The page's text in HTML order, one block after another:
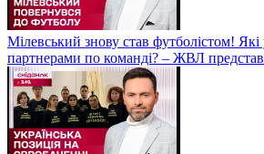
Мілевський знову став футболістом!
партнерами по команді? – ЖВЛ